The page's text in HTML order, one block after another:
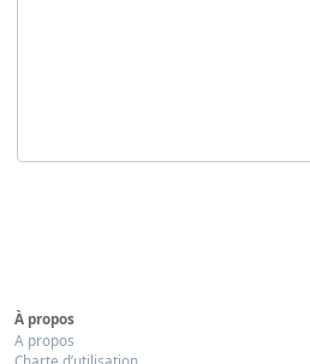
À propos
A propos